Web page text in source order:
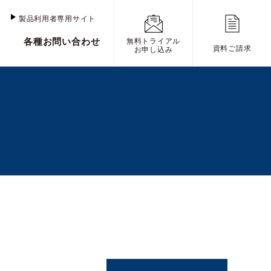
製品利用者専用サイト
各種お問い合わせ
無料トライアル
お申し込み
資料ご請求